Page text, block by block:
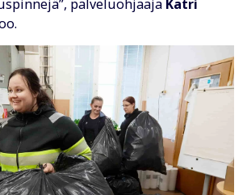
palveluohjaaja Katri